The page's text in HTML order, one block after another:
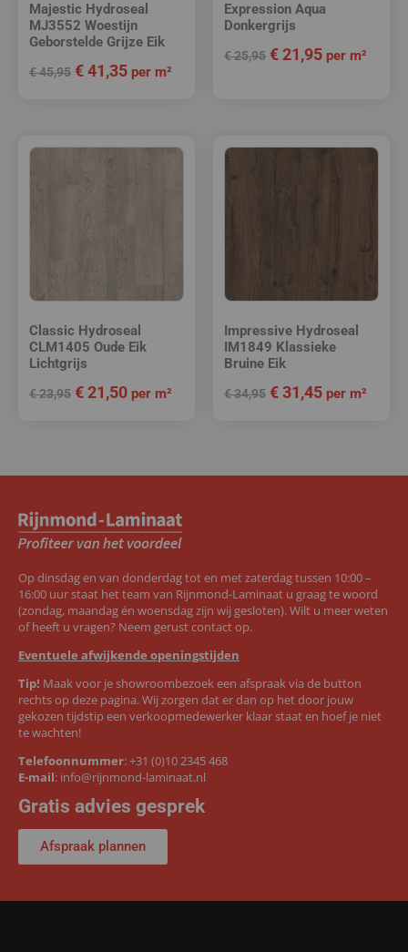
Majestic Hydroseal
MJ3552 Woestijn
Geborstelde Grijze Eik
€45,95 €41,35 per m²
Expression Aqua
Donkergrijs
€25,95 €21,95 per m²
Classic Hydroseal
CLM1405 Oude Eik
Lichtgrijs
€23,95 €21,50 per m²
Impressive Hydroseal
IM1849 Klassieke
Bruine Eik
€34,95 €31,45 per m²
Op dinsdag en van donderdag tot en met zaterdag tussen 10:00 –
16:00 uur staat het team van Rijnmond-Laminaat u graag te woord
(zondag, maandag én woensdag zijn wij gesloten). Wilt u meer weten
of heeft u vragen? Neem gerust contact op.
Eventuele afwijkende openingstijden
Tip! Maak voor je showroombezoek een afspraak via de button
rechts op deze pagina. Wij zorgen dat er dan op het door jouw
gekozen tijdstip een verkoopmedewerker klaar staat en hoef je niet
te wachten!
Telefoonnummer:+31 (0)10 2345 468
E-mail: info@rijnmond-laminaat.nl
Gratis advies gesprek
Afspraak plannen